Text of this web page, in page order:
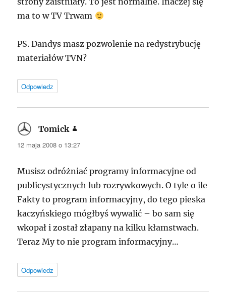
ma to w TV Trwam
PS. Dandys masz pozwolenie na redystrybucję
materiałów TVN?
Odpowiedz
Tomick
12 maja 2008 o 13:27
Musisz odróżniać programy informacyjne od
publicystycznych lub rozrywkowych. O tyle o ile
Fakty to program informacyjny, do tego pieska
kaczyńskiego mógłbyś wywalić – bo sam się
wkopał i został złapany na kilku kłamstwach.
Teraz My to nie program informacyjny…
Odpowiedz